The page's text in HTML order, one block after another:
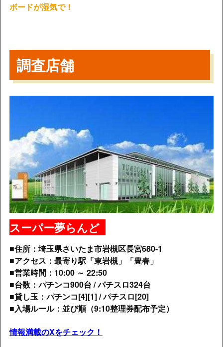
ボードが湿気で！
調査店舗
スーパー夢らんど
■住所：埼玉県さいたま市岩槻区長宮680-1
■アクセス：最寄り駅「東岩槻」「豊春」
■営業時間：10:00 ～ 22:50
■台数：パチンコ900台 / パチスロ324台
■貸し玉：パチンコ[4][1] /パチスロ[20]
■入場ルール：並び順（9:10整理券配布予定）
情報満載のXをチェック！